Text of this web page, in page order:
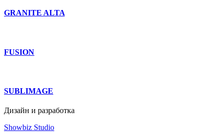
GRANITE ALTA
FUSION
SUBLIMAGE
Дизайн и разработка
Showbiz Studio